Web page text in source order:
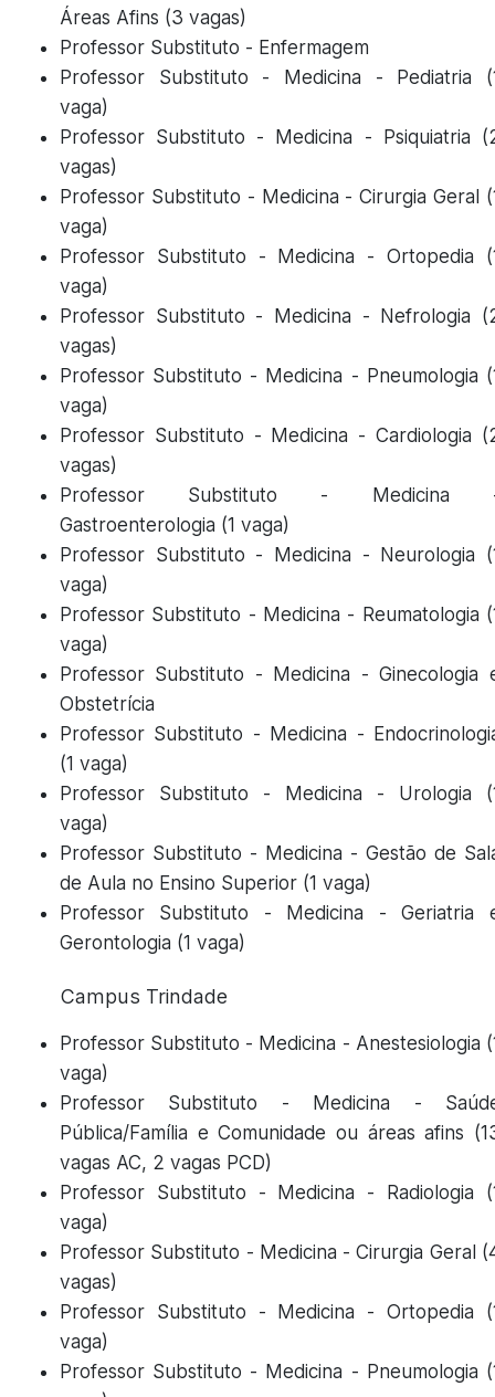
Áreas Afins (3 vagas)
Professor Substituto - Enfermagem
Professor Substituto - Medicina - Pediatria
vaga)
Professor Substituto - Medicina - Psiquiatria
vagas)
Professor Substituto - Medicina - Cirurgia Geral
vaga)
Professor Substituto - Medicina - Ortopedia
vaga)
Professor Substituto - Medicina - Nefrologia
vagas)
Professor Substituto - Medicina - Pneumologia
vaga)
Professor Substituto - Medicina - Cardiologia
vagas)
Professor Substituto - Medicina
Gastroenterologia (1 vaga)
Professor Substituto - Medicina - Neurologia
vaga)
Professor Substituto - Medicina - Reumatologia
vaga)
Professor Substituto - Medicina - Ginecologia
Obstetrícia
Professor Substituto - Medicina -
(1 vaga)
Professor Substituto - Medicina - Urologia
vaga)
Professor Substituto - Medicina - Gestão de
de Aula no Ensino Superior (1 vaga)
Professor Substituto - Medicina - Geriatria
Gerontologia (1 vaga)
Campus Trindade
Professor Substituto - Medicina - Anestesiologia
vaga)
Professor Substituto - Medicina -
Pública/Família e Comunidade ou áreas afins
vagas AC, 2 vagas PCD)
Professor Substituto - Medicina - Radiologia
vaga)
Professor Substituto - Medicina - Cirurgia Geral
vagas)
Professor Substituto - Medicina - Ortopedia
vaga)
Professor Substituto - Medicina - Pneumologia